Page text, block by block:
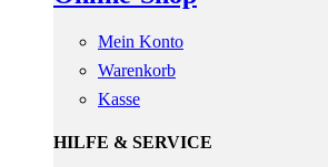
Mein Konto
Warenkorb
Kasse
HILFE & SERVICE